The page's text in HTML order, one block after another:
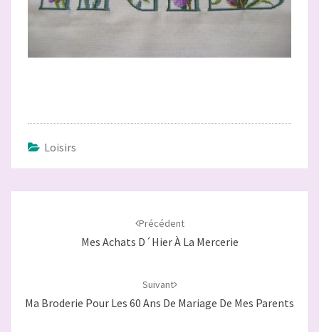
Loisirs
Précédent
Mes Achats D´hier À La Mercerie
Suivant
Ma Broderie Pour Les 60 Ans De Mariage De Mes Parents